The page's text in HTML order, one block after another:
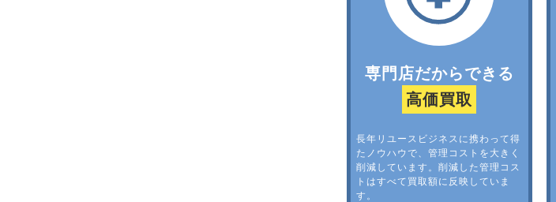
専門店だからできる
高価買取
長年リユースビジネスに携わって得
たノウハウで、管理コストを大きく
削減しています。削減した管理コス
トはすべて買取額に反映していま
す。